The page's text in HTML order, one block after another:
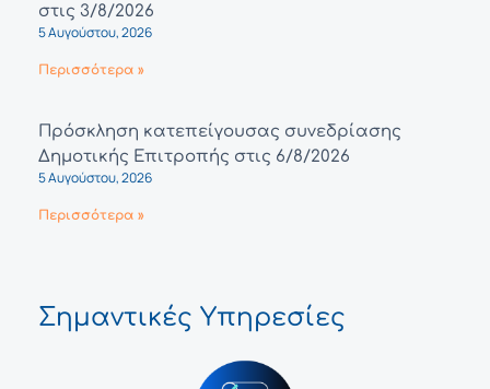
στις 3/8/2026
5 Αυγούστου, 2026
Περισσότερα »
Πρόσκληση κατεπείγουσας συνεδρίασης
Δημοτικής Επιτροπής στις 6/8/2026
5 Αυγούστου, 2026
Περισσότερα »
Σημαντικές Υπηρεσίες